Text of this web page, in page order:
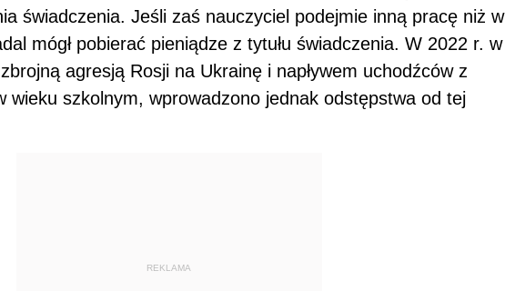
świadczenia. Jeśli zaś nauczyciel podejmie inną pracę niż w
mógł pobierać pieniądze z tytułu świadczenia. W 2022 r. w
agresją Rosji na Ukrainę i napływem uchodźców z
wieku szkolnym, wprowadzono jednak odstępstwa od tej
REKLAMA